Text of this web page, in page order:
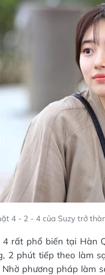
4 - 2 - 4 của Suzy trở
rất phổ biến tại Hàn
2 phút tiếp theo làm
phương pháp làm